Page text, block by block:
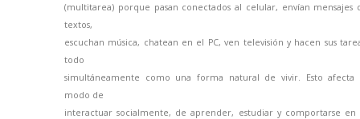
(multitarea) porque pasan conectados al celular, envían mensajes
textos,
escuchan música, chatean en el PC, ven televisión y hacen sus
todo
simultáneamente como una forma natural de vivir. Esto afecta
modo de
interactuar socialmente, de aprender, estudiar y comportarse en